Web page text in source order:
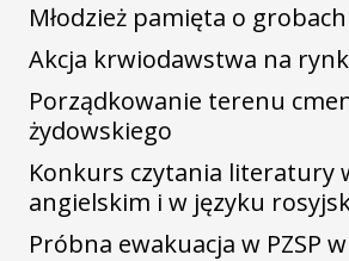
Młodzież pamięta o grobach
Akcja krwiodawstwa na
Porządkowanie terenu
żydowskiego
Konkurs czytania literatury
angielskim i w języku
Próbna ewakuacja w PZSP